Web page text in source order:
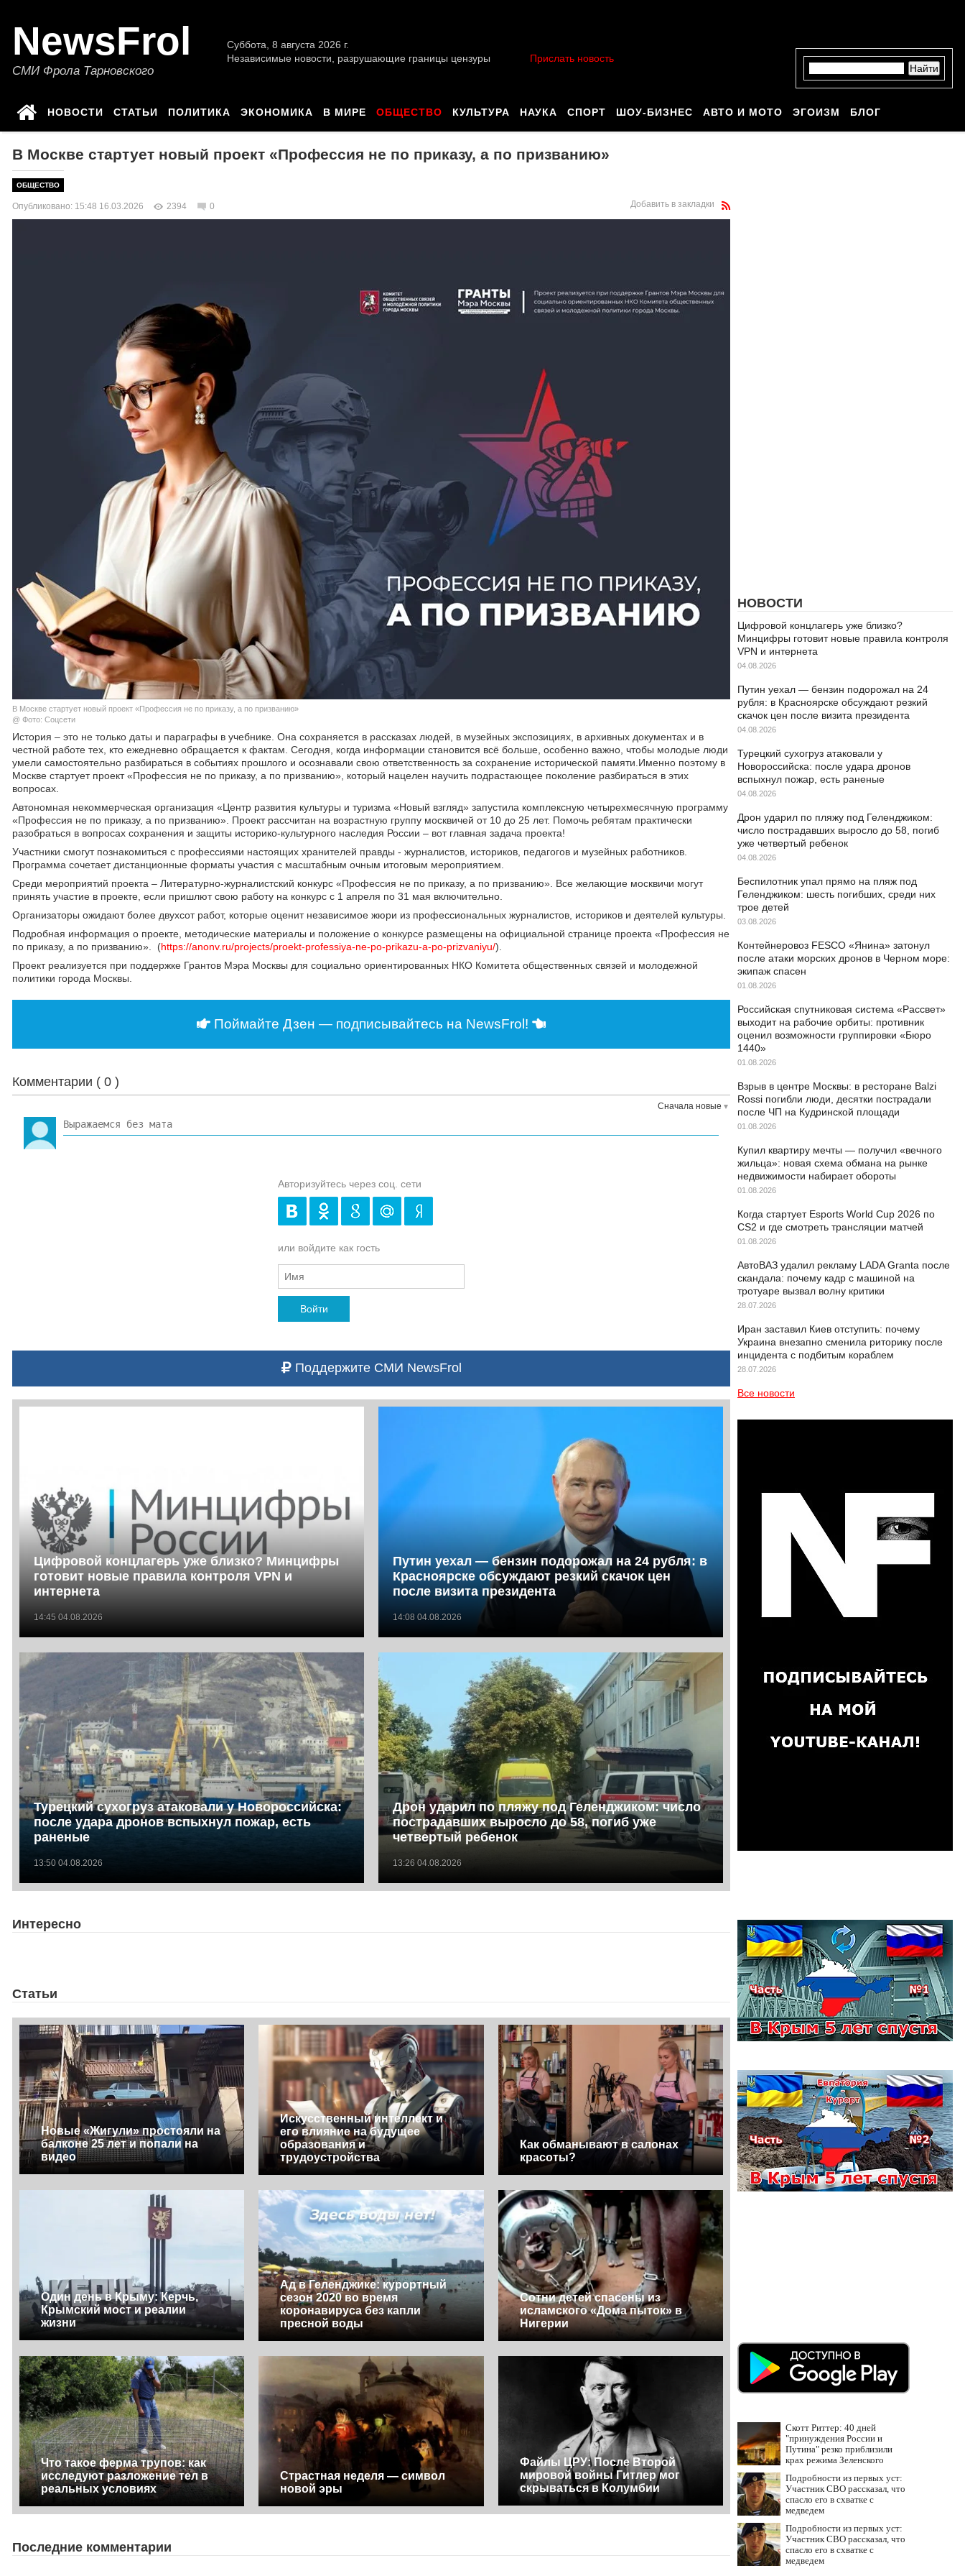
NewsFrol
СМИ Фрола Тарновского
Суббота, 8 августа 2026 г.
Независимые новости, разрушающие границы цензуры
Прислать новость
НОВОСТИ СТАТЬИ ПОЛИТИКА ЭКОНОМИКА В МИРЕ ОБЩЕСТВО КУЛЬТУРА НАУКА СПОРТ ШОУ-БИЗНЕС АВТО И МОТО ЭГОИЗМ БЛОГ
В Москве стартует новый проект «Профессия не по приказу, а по призванию»
ОБЩЕСТВО
Опубликовано: 15:48 16.03.2026 2394 0 Добавить в закладки
В Москве стартует новый проект «Профессия не по приказу, а по призванию»
@ Фото: Соцсети
История – это не только даты и параграфы в учебнике. Она сохраняется в рассказах людей, в музейных экспозициях, в архивных документах и в
честной работе тех, кто ежедневно обращается к фактам. Сегодня, когда информации становится всё больше, особенно важно, чтобы молодые люди
умели самостоятельно разбираться в событиях прошлого и осознавали свою ответственность за сохранение исторической памяти.Именно поэтому в
Москве стартует проект «Профессия не по приказу, а по призванию», который нацелен научить подрастающее поколение разбираться в этих
вопросах.
Автономная некоммерческая организация «Центр развития культуры и туризма «Новый взгляд» запустила комплексную четырехмесячную программу
«Профессия не по приказу, а по призванию». Проект рассчитан на возрастную группу москвичей от 10 до 25 лет. Помочь ребятам практически
разобраться в вопросах сохранения и защиты историко-культурного наследия России – вот главная задача проекта!
Участники смогут познакомиться с профессиями настоящих хранителей правды - журналистов, историков, педагогов и музейных работников.
Программа сочетает дистанционные форматы участия с масштабным очным итоговым мероприятием.
Среди мероприятий проекта – Литературно-журналистский конкурс «Профессия не по приказу, а по призванию». Все желающие москвичи могут
принять участие в проекте, если пришлют свою работу на конкурс с 1 апреля по 31 мая включительно.
Организаторы ожидают более двухсот работ, которые оценит независимое жюри из профессиональных журналистов, историков и деятелей культуры.
Подробная информация о проекте, методические материалы и положение о конкурсе размещены на официальной странице проекта «Профессия не
по приказу, а по призванию». (https://anonv.ru/projects/proekt-professiya-ne-po-prikazu-a-po-prizvaniyu/).
Проект реализуется при поддержке Грантов Мэра Москвы для социально ориентированных НКО Комитета общественных связей и молодежной
политики города Москвы.
Поймайте Дзен — подписывайтесь на NewsFrol!
Комментарии ( 0 )
Сначала новые
Авторизуйтесь через соц. сети
или войдите как гость
Войти
Поддержите СМИ NewsFrol
Цифровой концлагерь уже близко? Минцифры
готовит новые правила контроля VPN и
интернета
14:45 04.08.2026
Путин уехал — бензин подорожал на 24 рубля: в
Красноярске обсуждают резкий скачок цен
после визита президента
14:08 04.08.2026
Турецкий сухогруз атаковали у Новороссийска:
после удара дронов вспыхнул пожар, есть
раненые
13:50 04.08.2026
Дрон ударил по пляжу под Геленджиком: число
пострадавших выросло до 58, погиб уже
четвертый ребенок
13:26 04.08.2026
Интересно
Статьи
Новые «Жигули» простояли на
балконе 25 лет и попали на
видео
Искусственный интеллект и
его влияние на будущее
образования и
трудоустройства
Как обманывают в салонах
красоты?
Один день в Крыму: Керчь,
Крымский мост и реалии
жизни
Ад в Геленджике: курортный
сезон 2020 во время
коронавируса без капли
пресной воды
Сотни детей спасены из
исламского «Дома пыток» в
Нигерии
Что такое ферма трупов: как
исследуют разложение тел в
реальных условиях
Страстная неделя — символ
новой эры
Файлы ЦРУ: После Второй
мировой войны Гитлер мог
скрываться в Колумбии
Последние комментарии
НОВОСТИ
Цифровой концлагерь уже близко?
Минцифры готовит новые правила контроля
VPN и интернета
04.08.2026
Путин уехал — бензин подорожал на 24
рубля: в Красноярске обсуждают резкий
скачок цен после визита президента
04.08.2026
Турецкий сухогруз атаковали у
Новороссийска: после удара дронов
вспыхнул пожар, есть раненые
04.08.2026
Дрон ударил по пляжу под Геленджиком:
число пострадавших выросло до 58, погиб
уже четвертый ребенок
04.08.2026
Беспилотник упал прямо на пляж под
Геленджиком: шесть погибших, среди них
трое детей
03.08.2026
Контейнеровоз FESCO «Янина» затонул
после атаки морских дронов в Черном море:
экипаж спасен
01.08.2026
Российская спутниковая система «Рассвет»
выходит на рабочие орбиты: противник
оценил возможности группировки «Бюро
1440»
01.08.2026
Взрыв в центре Москвы: в ресторане Balzi
Rossi погибли люди, десятки пострадали
после ЧП на Кудринской площади
01.08.2026
Купил квартиру мечты — получил «вечного
жильца»: новая схема обмана на рынке
недвижимости набирает обороты
01.08.2026
Когда стартует Esports World Cup 2026 по
CS2 и где смотреть трансляции матчей
01.08.2026
АвтоВАЗ удалил рекламу LADA Granta после
скандала: почему кадр с машиной на
тротуаре вызвал волну критики
28.07.2026
Иран заставил Киев отступить: почему
Украина внезапно сменила риторику после
инцидента с подбитым кораблем
28.07.2026
Все новости
Скотт Риттер: 40 дней
"принуждения России и
Путина" резко приблизили
крах режима Зеленского
Подробности из первых уст:
Участник СВО рассказал, что
спасло его в схватке с
медведем
Подробности из первых уст:
Участник СВО рассказал, что
спасло его в схватке с
медведем